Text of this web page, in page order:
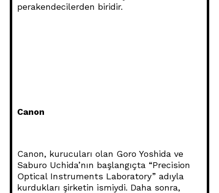
perakendecilerden biridir.
Canon
Canon, kurucuları olan Goro Yoshida ve
Saburo Uchida’nın başlangıçta “Precision
Optical Instruments Laboratory” adıyla
kurdukları şirketin ismiydi. Daha sonra,